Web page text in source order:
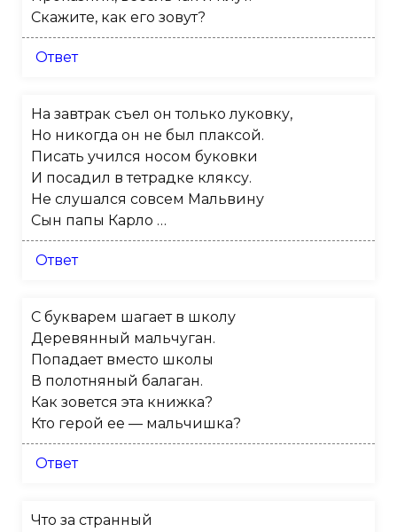
Скажите, как его зовут?
Ответ
На завтрак съел он только луковку,
Но никогда он не был плаксой.
Писать учился носом буковки
И посадил в тетрадке кляксу.
Не слушался совсем Мальвину
Сын папы Карло …
Ответ
С букварем шагает в школу
Деревянный мальчуган.
Попадает вместо школы
В полотняный балаган.
Как зовется эта книжка?
Кто герой ее — мальчишка?
Ответ
Что за странный